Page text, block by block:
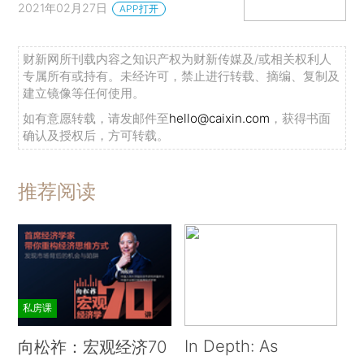
2021年02月27日 APP打开
财新网所刊载内容之知识产权为财新传媒及/或相关权利人
专属所有或持有。未经许可，禁止进行转载、摘编、复制及
建立镜像等任何使用。
如有意愿转载，请发邮件至hello@caixin.com ，获得书面
确认及授权后，方可转载。
推荐阅读
私房课
向松祚：宏观经济70
In Depth: As